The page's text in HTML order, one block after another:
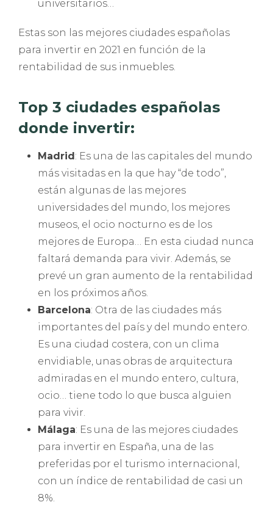
universitarios…
Estas son las mejores ciudades españolas
para invertir en 2021 en función de la
rentabilidad de sus inmuebles.
Top 3 ciudades españolas
donde invertir:
Madrid: Es una de las capitales del mundo
más visitadas en la que hay “de todo”,
están algunas de las mejores
universidades del mundo, los mejores
museos, el ocio nocturno es de los
mejores de Europa… En esta ciudad nunca
faltará demanda para vivir. Además, se
prevé un gran aumento de la rentabilidad
en los próximos años.
Barcelona: Otra de las ciudades más
importantes del país y del mundo entero.
Es una ciudad costera, con un clima
envidiable, unas obras de arquitectura
admiradas en el mundo entero, cultura,
ocio… tiene todo lo que busca alguien
para vivir.
Málaga: Es una de las mejores ciudades
para invertir en España, una de las
preferidas por el turismo internacional,
con un índice de rentabilidad de casi un
8%.